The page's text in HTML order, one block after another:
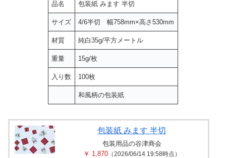
品名 包装紙 みます 半切
サイズ 4/6半切 幅758mm×高さ530mm
材質 純白35g/平方メートル
重量 15g/枚
入り数 100枚
和風柄の包装紙
包装紙 みます 半切
包装用品の谷津商会
￥ 1,870（2026/06/14 19:58時点）